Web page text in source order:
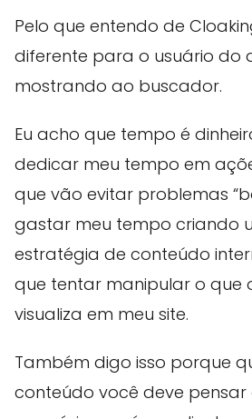
Pelo que entendo de
diferente para o usuário do
mostrando ao buscador.
Eu acho que tempo é
dedicar meu tempo em
que vão evitar problemas
gastar meu tempo criando
estratégia de conteúdo
que tentar manipular o que
visualiza em meu site.
Também digo isso porque
conteúdo você deve pensar